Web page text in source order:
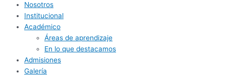
Nosotros
Institucional
Académico
Áreas de aprendizaje
En lo que destacamos
Admisiones
Galería